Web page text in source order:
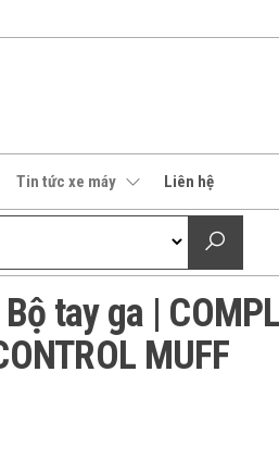
Tin tức xe máy Liên hệ
tay ga |
MUFF